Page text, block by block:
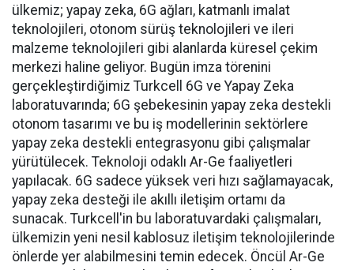
ülkemiz; yapay zeka, 6G ağları, katmanlı imalat
teknolojileri, otonom sürüş teknolojileri ve ileri
malzeme teknolojileri gibi alanlarda küresel çekim
merkezi haline geliyor. Bugün imza törenini
gerçekleştirdiğimiz Turkcell 6G ve Yapay Zeka
laboratuvarında; 6G şebekesinin yapay zeka destekli
otonom tasarımı ve bu iş modellerinin sektörlere
yapay zeka destekli entegrasyonu gibi çalışmalar
yürütülecek. Teknoloji odaklı Ar-Ge faaliyetleri
yapılacak. 6G sadece yüksek veri hızı sağlamayacak,
yapay zeka desteği ile akıllı iletişim ortamı da
sunacak. Turkcell'in bu laboratuvardaki çalışmaları,
ülkemizin yeni nesil kablosuz iletişim teknolojilerinde
önlerde yer alabilmesini temin edecek. Öncül Ar-Ge